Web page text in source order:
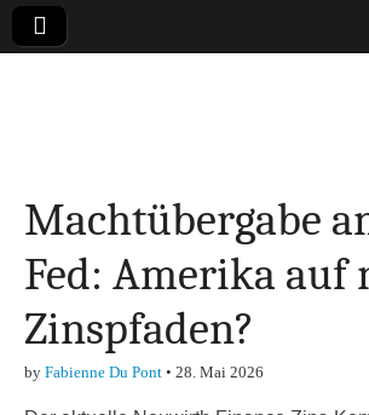
Finanzen,
Marketing-,
& Investment-
Machtübergabe
Fed: Amerika auf
Zinspfaden?
by Fabienne Du Pont • 28. Mai 2026